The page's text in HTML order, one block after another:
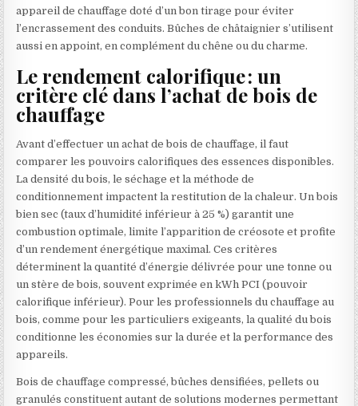
appareil de chauffage doté d’un bon tirage pour éviter
l’encrassement des conduits. Bûches de châtaignier s’utilisent
aussi en appoint, en complément du chêne ou du charme.
Le rendement calorifique : un
critère clé dans l’achat de bois de
chauffage
Avant d’effectuer un achat de bois de chauffage, il faut
comparer les pouvoirs calorifiques des essences disponibles.
La densité du bois, le séchage et la méthode de
conditionnement impactent la restitution de la chaleur. Un bois
bien sec (taux d’humidité inférieur à 25 %) garantit une
combustion optimale, limite l’apparition de créosote et profite
d’un rendement énergétique maximal. Ces critères
déterminent la quantité d’énergie délivrée pour une tonne ou
un stère de bois, souvent exprimée en kWh PCI (pouvoir
calorifique inférieur). Pour les professionnels du chauffage au
bois, comme pour les particuliers exigeants, la qualité du bois
conditionne les économies sur la durée et la performance des
appareils.
Bois de chauffage compressé, bûches densifiées, pellets ou
granulés constituent autant de solutions modernes permettant